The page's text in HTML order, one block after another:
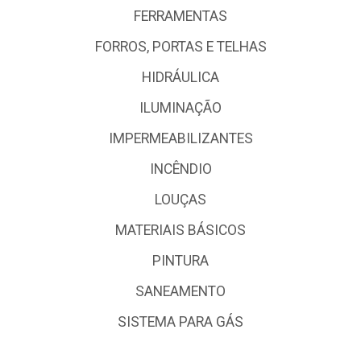
FERRAMENTAS
FORROS, PORTAS E TELHAS
HIDRÁULICA
ILUMINAÇÃO
IMPERMEABILIZANTES
INCÊNDIO
LOUÇAS
MATERIAIS BÁSICOS
PINTURA
SANEAMENTO
SISTEMA PARA GÁS